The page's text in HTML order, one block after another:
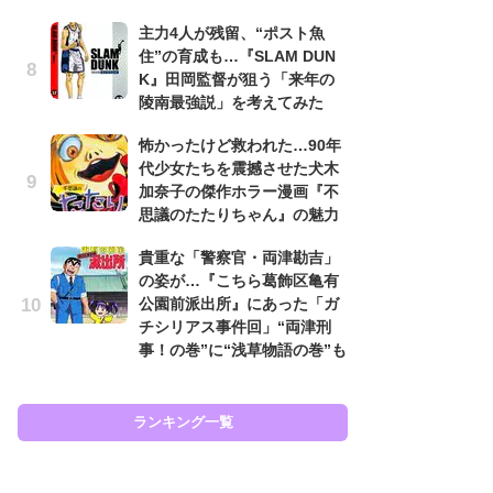
主力4人が残留、“ポスト魚
住”の育成も…『SLAM DUN
K』田岡監督が狙う「来年の
陵南最強説」を考えてみた
怖かったけど救われた…90年
代少女たちを震撼させた犬木
加奈子の傑作ホラー漫画『不
思議のたたりちゃん』の魅力
貴重な「警察官・両津勘吉」
の姿が…『こちら葛飾区亀有
公園前派出所』にあった「ガ
チシリアス事件回」“両津刑
事！の巻”に“浅草物語の巻”も
ランキング一覧